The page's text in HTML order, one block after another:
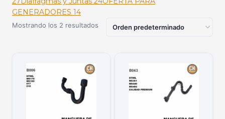
GENERADORES 14
Mostrando los 2 resultados